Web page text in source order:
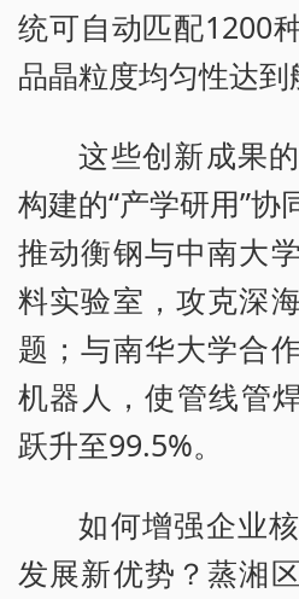
统可自动匹配1200
品晶粒度均匀性达到
这些创新成果
构建的“产学研用”协
推动衡钢与中南大
料实验室，攻克深
题；与南华大学合
机器人，使管线管
跃升至99.5%。
如何增强企业
发展新优势？蒸湘